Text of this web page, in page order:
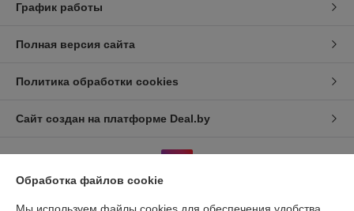
График работы
Полная версия сайта
Политика обработки cookies
Сайт создан на платформе Deal.by
Обработка файлов cookie